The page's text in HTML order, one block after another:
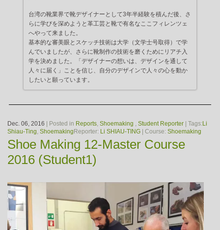
台湾の靴業界で靴デザイナーとして3年半経験を積んだ後、さ
らに学びを深めようと革工芸と靴で有名なここフィレンツェ
へやって来ました。
基本的な審美眼とスケッチ技術は大学（文学士号取得）で学
んでいましたが、さらに靴制作の技術を磨くためにリアチ入
学を決めました。「デザイナーの想いは、デザインを通して
人々に届く」ことを信じ、自分のデザインで人々の心を動か
したいと願っています。
Dec. 06, 2016 | Posted in Reports, Shoemaking , Student Reporter | Tags: Li
Shiau-Ting, Shoemaking Reporter: Li SHIAU-TING | Course: Shoemaking
Shoe Making 12-Master Course
2016 (Student1)